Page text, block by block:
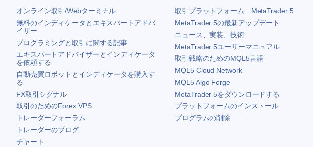
オンライン取引/Webターミナル
無料のインディケータとエキスパートアドバ
イザー
プログラミングと取引に関する記事
エキスパートアドバイザーとインディケータ
を依頼する
自動売買ロボットとインディケータを購入す
る
FX取引シグナル
取引のためのForex VPS
トレーダーフォーラム
トレーダーのブログ
チャート
取引プラットフォーム MetaTrader 5
MetaTrader 5の最新アップデート
ニュース、実装、技術
MetaTrader 5ユーザーマニュアル
取引戦略のためのMQL5言語
MQL5 Cloud Network
MQL5 Algo Forge
MetaTrader 5をダウンロードする
プラットフォームのインストール
プログラムの削除